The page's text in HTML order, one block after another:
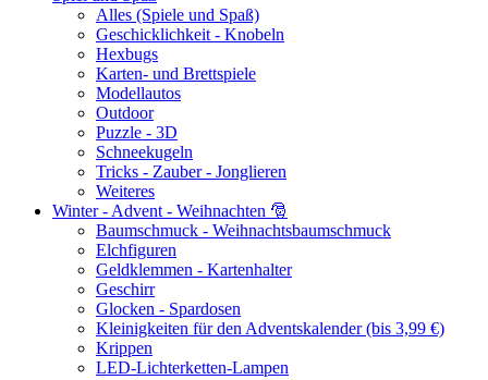
Alles (Spiele und Spaß)
Geschicklichkeit - Knobeln
Hexbugs
Karten- und Brettspiele
Modellautos
Outdoor
Puzzle - 3D
Schneekugeln
Tricks - Zauber - Jonglieren
Weiteres
Winter - Advent - Weihnachten 🎅
Baumschmuck - Weihnachtsbaumschmuck
Elchfiguren
Geldklemmen - Kartenhalter
Geschirr
Glocken - Spardosen
Kleinigkeiten für den Adventskalender (bis 3,99 €)
Krippen
LED-Lichterketten-Lampen